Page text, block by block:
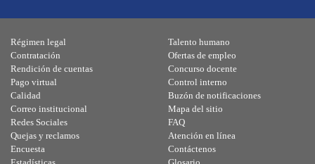
Régimen legal
Contratación
Rendición de cuentas
Pago virtual
Calidad
Talento humano
Ofertas de empleo
Concurso docente
Control interno
Buzón de notificaciones
Correo institucional
Redes Sociales
Quejas y reclamos
Encuesta
Mapa del sitio
FAQ
Atención en línea
Contáctenos